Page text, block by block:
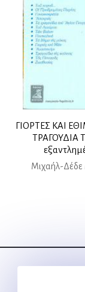
ΓΙΟΡΤΕΣ ΚΑΙ
ΤΡΑΓΟΥΔΙΑ
Μιχαήλ-Δέδε